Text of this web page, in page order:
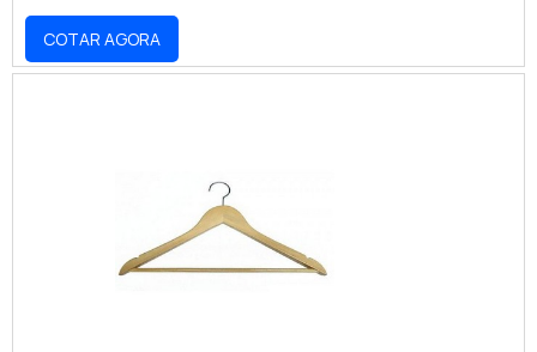
Manequim de busto, com os profissionais
especializados da Luci Comércio obterá
assertividade com comprometimento com
competência e excelência em uma área de
atuação. A Luci Comércio canaliza seus
esforços em proporcionar aos clientes uma
estrutura com: Escritório de alta qualidade
COTAR AGORA